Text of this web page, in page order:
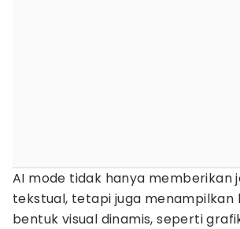
AI mode tidak hanya memberikan
tekstual, tetapi juga menampilkan
bentuk visual dinamis, seperti